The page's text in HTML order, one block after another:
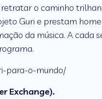
o caminho
Guri e prestam
da música. A cada
para-o-mundo/
Exchange).